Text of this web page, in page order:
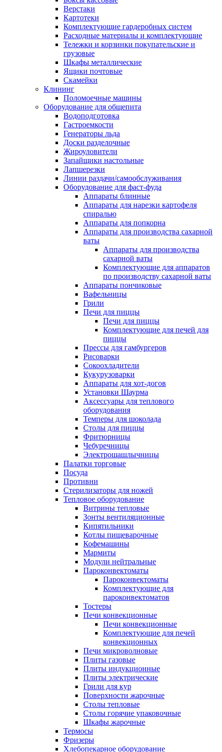
Верстаки
Картотеки
Комплектующие гардеробных систем
Расходные материалы и комплектующие
Тележки и корзинки покупательские и
грузовые
Шкафы металлические
Ящики почтовые
Скамейки
Клининг
Поломоечные машины
Оборудование для общепита
Водоподготовка
Гастроемкости
Генераторы льда
Доски разделочные
Жироуловители
Запайщики настольные
Лапшерезки
Линии раздачи/самообслуживания
Оборудование для фаст-фуда
Аппараты блинные
Аппараты для нарезки картофеля
спиралью
Аппараты для попкорна
Аппараты для производства сахарной
ваты
Аппараты для производства
сахарной ваты
Комплектующие для аппаратов
по производству сахарной ваты
Аппараты пончиковые
Вафельницы
Грили
Печи для пиццы
Печи для пиццы
Комплектующие для печей для
пиццы
Прессы для гамбургеров
Рисоварки
Сокоохладители
Кукурузоварки
Аппараты для хот-догов
Установки Шаурма
Аксессуары для теплового
оборудования
Темперы для шоколада
Столы для пиццы
Фритюрницы
Чебуречницы
Электрошашлычницы
Палатки торговые
Посуда
Противни
Стерилизаторы для ножей
Тепловое оборудование
Витрины тепловые
Зонты вентиляционные
Кипятильники
Котлы пищеварочные
Кофемашины
Мармиты
Модули нейтральные
Пароконвектоматы
Пароконвектоматы
Комплектующие для
пароконвектоматов
Тостеры
Печи конвекционные
Печи конвекционные
Комплектующие для печей
конвекционных
Печи микроволновые
Плиты газовые
Плиты индукционные
Плиты электрические
Грили для кур
Поверхности жарочные
Столы тепловые
Столы горячие упаковочные
Шкафы жарочные
Термосы
Фризеры
Хлебопекарное оборудование